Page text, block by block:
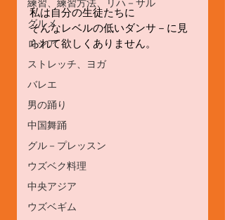
練習、練習方法、リハ－サル
グルメ
ロシア
ストレッチ、ヨガ
バレエ
男の踊り
中国舞踊
グル－プレッスン
ウズベク料理
中央アジア
ウズベギム
私は自分の生徒たちに
そんなレベルの低いダンサ－に見
られて欲しくありません。